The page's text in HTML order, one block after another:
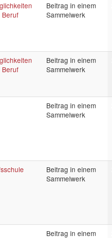
Beruf
Beitrag in einem
Sammelwerk
Beruf
Beitrag in einem
Sammelwerk
Beitrag in einem
Sammelwerk
Beitrag in einem
Sammelwerk
Beitrag in einem